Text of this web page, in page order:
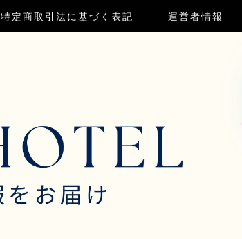
特定商取引法に基づく表記 運営者情報